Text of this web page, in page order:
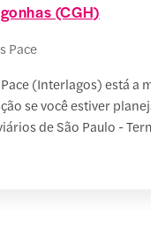
(CGH)
Pace
(Interlagos) está a
se você estiver
de São Paulo -